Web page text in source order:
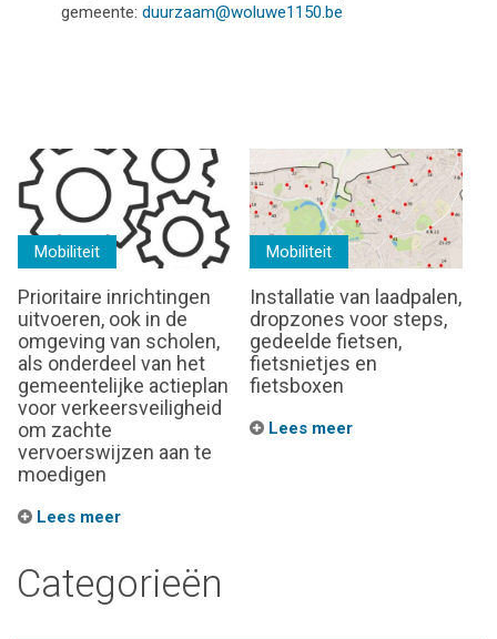
gemeente: duurzaam@woluwe1150.be
Mobiliteit
Prioritaire inrichtingen
uitvoeren, ook in de
omgeving van scholen,
als onderdeel van het
gemeentelijke actieplan
voor verkeersveiligheid
om zachte
vervoerswijzen aan te
moedigen
Lees meer
Mobiliteit
Installatie van laadpalen,
dropzones voor steps,
gedeelde fietsen,
fietsnietjes en
fietsboxen
Lees meer
Categorieën